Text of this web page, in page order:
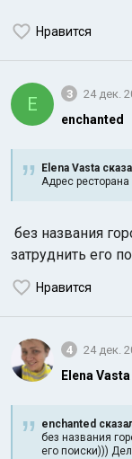
Нравится
E 3 24 дек.
enchanted
Elena Vasta
Адрес ресторана
без названия
затруднить его
Нравится
4 24 дек.
Elena Vasta
enchanted
без названия
его поиски)))